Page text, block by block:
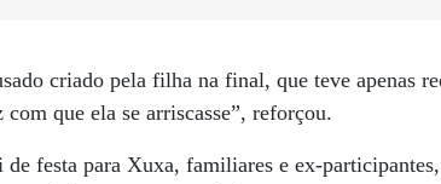
criado pela filha na final, que teve apenas
que ela se arriscasse”, reforçou.
festa para Xuxa, familiares e ex-